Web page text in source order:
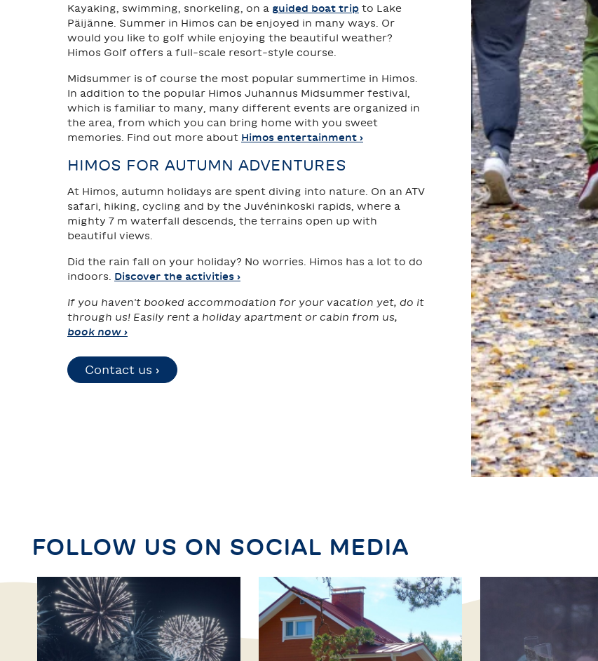
Kayaking, swimming, snorkeling, on a guided boat trip to Lake
Päijänne. Summer in Himos can be enjoyed in many ways. Or
would you like to golf while enjoying the beautiful weather?
Himos Golf offers a full-scale resort-style course.
Midsummer is of course the most popular summertime in Himos.
In addition to the popular Himos Juhannus Midsummer festival,
which is familiar to many, many different events are organized in
the area, from which you can bring home with you sweet
memories. Find out more about Himos entertainment ›
HIMOS FOR AUTUMN ADVENTURES
At Himos, autumn holidays are spent diving into nature. On an ATV
safari, hiking, cycling and by the Juvéninkoski rapids, where a
mighty 7 m waterfall descends, the terrains open up with
beautiful views.
Did the rain fall on your holiday? No worries. Himos has a lot to do
indoors. Discover the activities ›
If you haven't booked accommodation for your vacation yet, do it
through us! Easily rent a holiday apartment or cabin from us,
book now ›
Contact us ›
FOLLOW US ON SOCIAL MEDIA